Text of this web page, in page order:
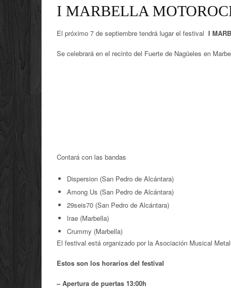
I MARBELLA
El próximo 7 de septiembre tendrá lugar el festival I
Se celebrará en el recinto del Fuerte de Nagüeles en
Contará con las bandas
Dispersion (San Pedro de Alcántara)
Among Us (San Pedro de Alcántara)
29seis70 (San Pedro de Alcántara)
Irae (Marbella)
Crummy (Marbella)
El festival está organizado por la Asociación Musical
Estos son los horarios del festival
– Apertura de puertas 13:00h